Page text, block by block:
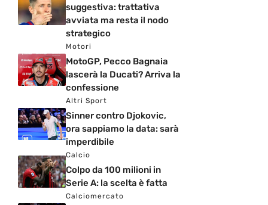
suggestiva: trattativa
avviata ma resta il nodo
strategico
Motori
MotoGP, Pecco Bagnaia
lascerà la Ducati? Arriva la
confessione
Altri Sport
Sinner contro Djokovic,
ora sappiamo la data: sarà
imperdibile
Calcio
Colpo da 100 milioni in
Serie A: la scelta è fatta
Calciomercato